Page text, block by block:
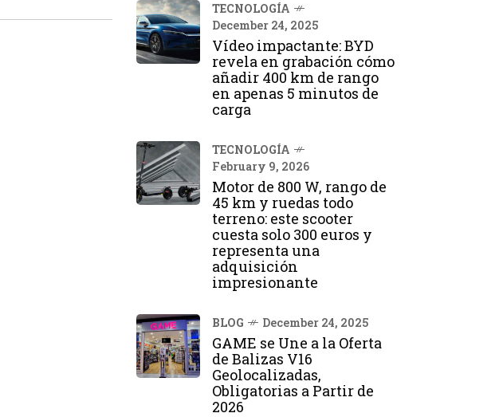
TECNOLOGÍA
December 24, 2025
Vídeo impactante: BYD
revela en grabación cómo
añadir 400 km de rango
en apenas 5 minutos de
carga
TECNOLOGÍA
February 9, 2026
Motor de 800 W, rango de
45 km y ruedas todo
terreno: este scooter
cuesta solo 300 euros y
representa una
adquisición
impresionante
BLOG December 24, 2025
GAME se Une a la Oferta
de Balizas V16
Geolocalizadas,
Obligatorias a Partir de
2026